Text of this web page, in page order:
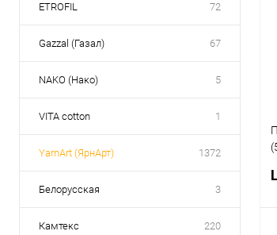
ETROFIL 72
Gazzal (Газал) 67
NAKO (Нако) 5
VITA cotton 1
YarnArt (ЯрнАрт) 1372
Белорусская 3
Камтекс 220